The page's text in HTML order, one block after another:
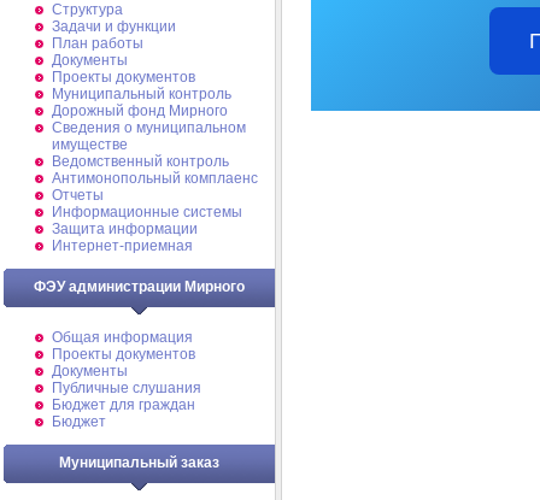
Структура
Задачи и функции
План работы
Документы
Проекты документов
Муниципальный контроль
Дорожный фонд Мирного
Cведения о муниципальном
имуществе
Ведомственный контроль
Антимонопольный комплаенс
Отчеты
Информационные системы
Защита информации
Интернет-приемная
ФЭУ администрации Мирного
Общая информация
Проекты документов
Документы
Публичные слушания
Бюджет для граждан
Бюджет
Муниципальный заказ